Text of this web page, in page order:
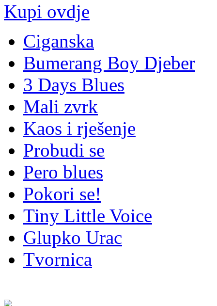
Kupi ovdje
Ciganska
Bumerang Boy Djeber
3 Days Blues
Mali zvrk
Kaos i rješenje
Probudi se
Pero blues
Pokori se!
Tiny Little Voice
Glupko Urac
Tvornica